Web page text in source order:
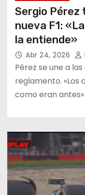
Sergio Pérez
nueva F1:
la entiende»
Abr 24, 2026
Pérez se une a
reglamento. «Los
como eran antes»